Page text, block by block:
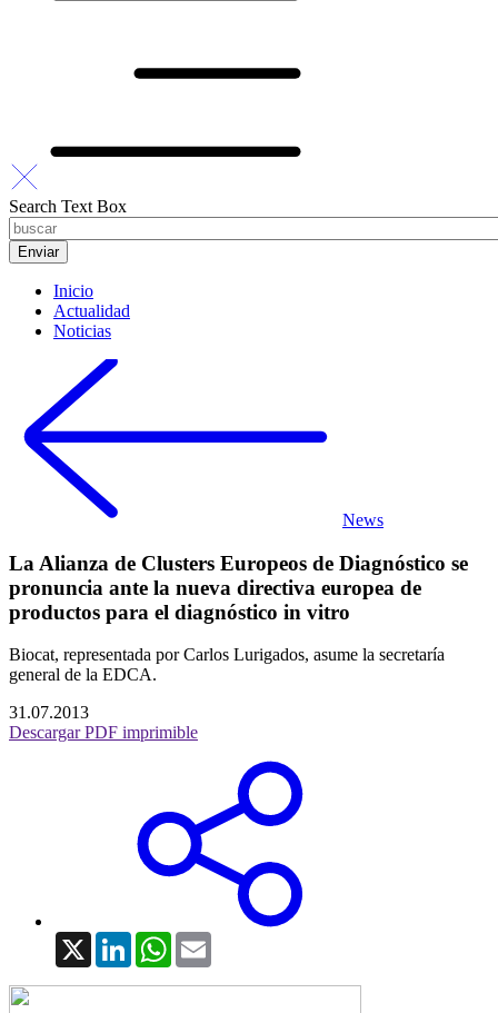
Search Text Box
Inicio
Actualidad
Noticias
News
La Alianza de Clusters Europeos de Diagnóstico se
pronuncia ante la nueva directiva europea de
productos para el diagnóstico in vitro
Biocat, representada por Carlos Lurigados, asume la secretaría
general de la EDCA.
31.07.2013
Descargar PDF imprimible
X LinkedInWhatsApp